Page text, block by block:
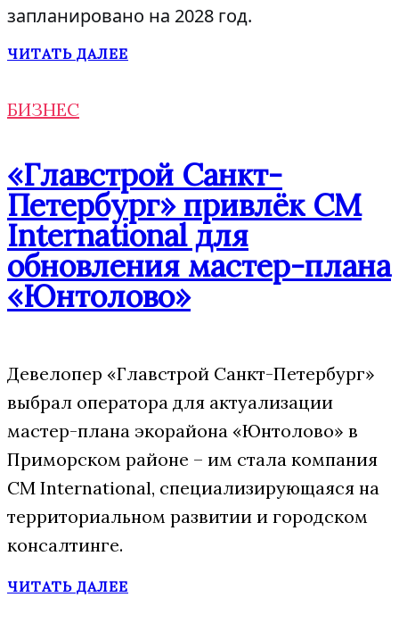
запланировано на 2028 год.
ЧИТАТЬ ДАЛЕЕ
БИЗНЕС
«Главстрой Санкт-
Петербург» привлёк CM
International для
обновления мастер-плана
«Юнтолово»
Девелопер «Главстрой Санкт-Петербург»
выбрал оператора для актуализации
мастер-плана экорайона «Юнтолово» в
Приморском районе – им стала компания
CM International, специализирующаяся на
территориальном развитии и городском
консалтинге.
ЧИТАТЬ ДАЛЕЕ